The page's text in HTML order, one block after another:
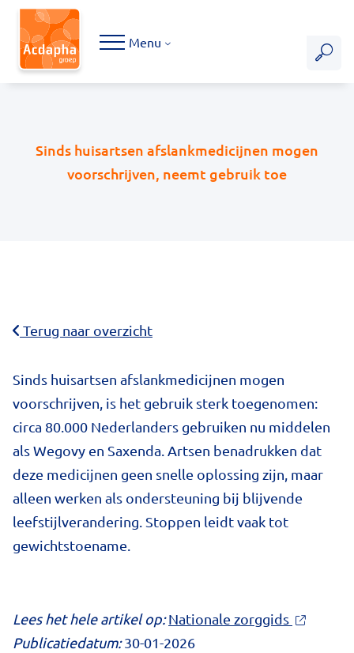
Hoofdmenu
Menu
Terug naar overzicht
Sinds huisartsen afslankmedicijnen mogen
voorschrijven, neemt gebruik toe
Sinds huisartsen afslankmedicijnen mogen
voorschrijven, is het gebruik sterk toegenomen:
circa 80.000 Nederlanders gebruiken nu middelen
als Wegovy en Saxenda. Artsen benadrukken dat
deze medicijnen geen snelle oplossing zijn, maar
alleen werken als ondersteuning bij blijvende
leefstijlverandering. Stoppen leidt vaak tot
gewichtstoename.
Lees het hele artikel op: Nationale zorggids
Publicatiedatum:30-01-2026